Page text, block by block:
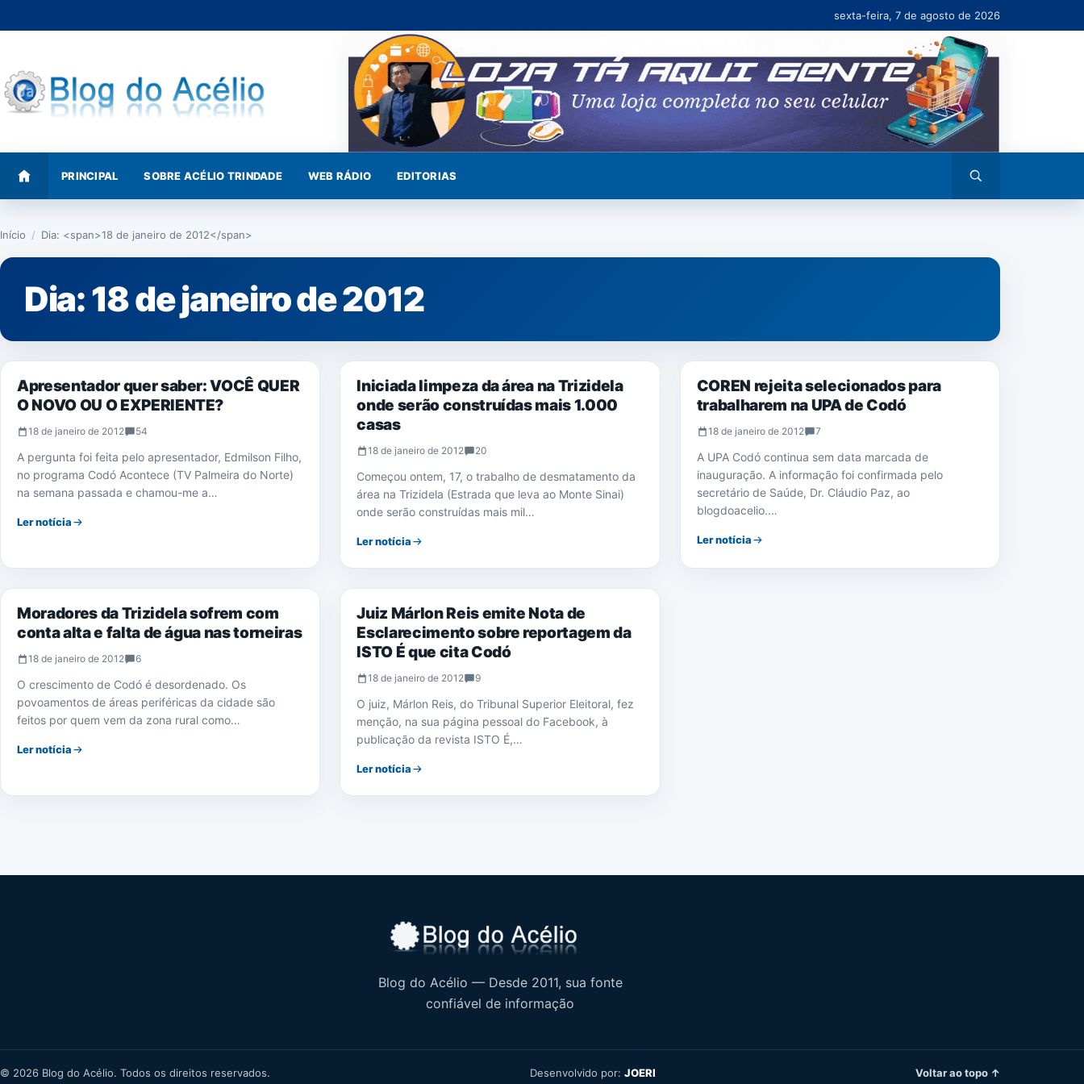
para
conteúdo
sexta-feira, 7 de agosto de 2026
PRINCIPAL SOBRE ACÉLIO TRINDADE WEB RÁDIO EDITORIAS
busca
Início / Dia: <span>18 de janeiro de 2012</span>
Dia:18 de janeiro de 2012
POLÍTICA
Apresentador quer saber: VOCÊ QUER
O NOVO OU O EXPERIENTE?
18 de janeiro de 2012 54
A pergunta foi feita pelo apresentador, Edmilson Filho,
no programa Codó Acontece (TV Palmeira do Norte)
na semana passada e chamou-me a…
Ler notícia
NOTÍCIAS
Iniciada limpeza da área na Trizidela
onde serão construídas mais 1.000
casas
18 de janeiro de 2012 20
Começou ontem, 17, o trabalho de desmatamento da
área na Trizidela (Estrada que leva ao Monte Sinai)
onde serão construídas mais mil…
Ler notícia
SAÚDE
COREN rejeita selecionados para
trabalharem na UPA de Codó
18 de janeiro de 2012 7
A UPA Codó continua sem data marcada de
inauguração. A informação foi confirmada pelo
secretário de Saúde, Dr. Cláudio Paz, ao
blogdoacelio.…
Ler notícia
NOTÍCIAS
Moradores da Trizidela sofrem com
conta alta e falta de água nas torneiras
18 de janeiro de 2012 6
O crescimento de Codó é desordenado. Os
povoamentos de áreas periféricas da cidade são
feitos por quem vem da zona rural como…
Ler notícia
JURÍDICO
Juiz Márlon Reis emite Nota de
Esclarecimento sobre reportagem da
ISTO É que cita Codó
18 de janeiro de 2012 9
O juiz, Márlon Reis, do Tribunal Superior Eleitoral, fez
menção, na sua página pessoal do Facebook, à
publicação da revista ISTO É,…
Ler notícia
Blog do Acélio — Desde 2011, sua fonte
confiável de informação
© 2026 Blog do Acélio. Todos os direitos reservados. Desenvolvido por: JOERI Voltar ao topo ↑